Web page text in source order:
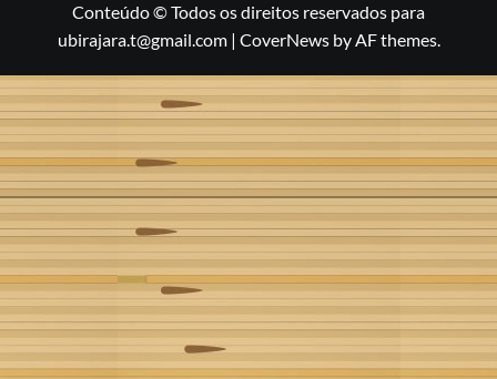
Conteúdo © Todos os direitos reservados para
ubirajara.t@gmail.com | CoverNewsby AF themes.